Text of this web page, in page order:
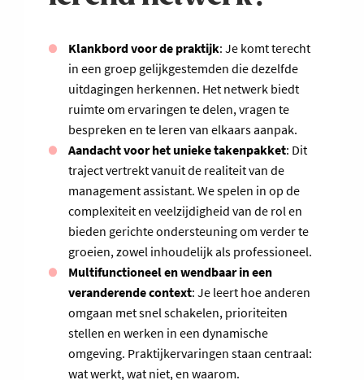
Klankbord voor de praktijk: Je komt terecht
in een groep gelijkgestemden die dezelfde
uitdagingen herkennen. Het netwerk biedt
ruimte om ervaringen te delen, vragen te
bespreken en te leren van elkaars aanpak.
Aandacht voor het unieke takenpakket: Dit
traject vertrekt vanuit de realiteit van de
management assistant. We spelen in op de
complexiteit en veelzijdigheid van de rol en
bieden gerichte ondersteuning om verder te
groeien, zowel inhoudelijk als professioneel.
Multifunctioneel en wendbaar in een
veranderende context: Je leert hoe anderen
omgaan met snel schakelen, prioriteiten
stellen en werken in een dynamische
omgeving. Praktijkervaringen staan centraal:
wat werkt, wat niet, en waarom.